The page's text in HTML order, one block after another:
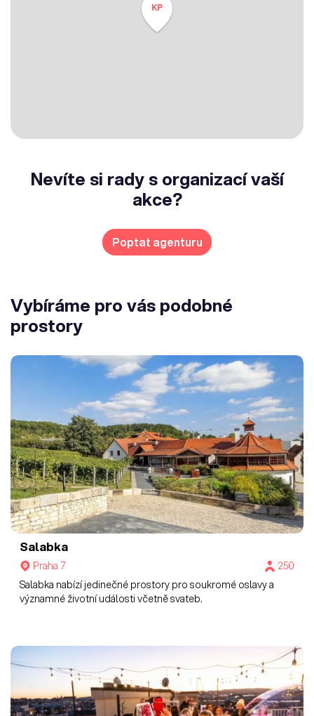
KP
Nevíte si rady s organizací vaší
akce?
Poptat agenturu
Vybíráme pro vás podobné
prostory
Salabka
Praha 7
250
Salabka nabízí jedinečné prostory pro soukromé oslavy a
významné životní události včetně svateb.